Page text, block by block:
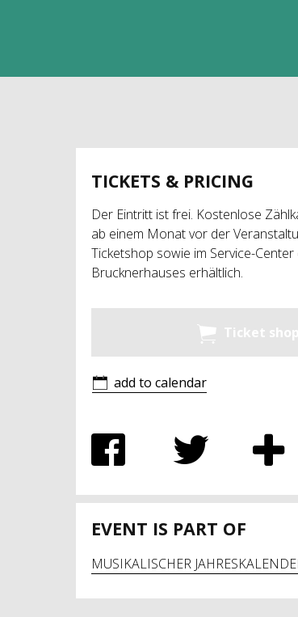
TICKETS & PRICING
Der Eintritt ist frei. Kostenlose
ab einem Monat vor der
Ticketshop sowie im Service-Center
Brucknerhauses erhältlich.
Ticket shop
add to calendar
EVENT IS PART OF
MUSIKALISCHER